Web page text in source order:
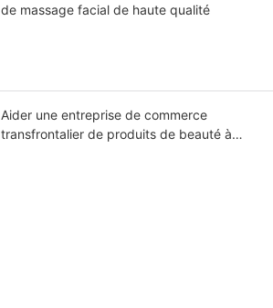
de massage facial de haute qualité
Aider une entreprise de commerce
transfrontalier de produits de beauté à